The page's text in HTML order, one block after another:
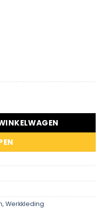
, Werkkleding